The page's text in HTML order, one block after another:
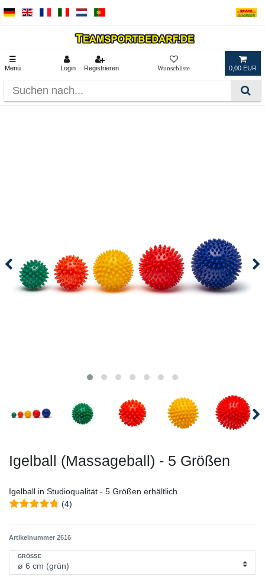
☰
Menü Login Registrieren 0,00 EUR
Igelball (Massageball) - 5 Größen
Igelball in Studioqualität - 5 Größen erhältlich
(4)
Artikelnummer 2616
GRÖSSE